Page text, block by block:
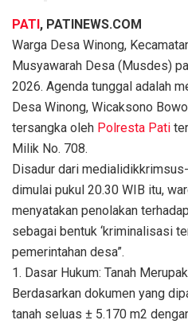
PATI, PATINEWS.COM
Warga Desa Winong,
Musyawarah Desa (Musdes)
2026. Agenda tunggal adalah
Desa Winong, Wicaksono
tersangka oleh Polresta Pati
Milik No. 708.
Disadur dari
dimulai pukul 20.30 WIB itu,
menyatakan penolakan
sebagai bentuk ‘kriminalisasi
pemerintahan desa”.
1. Dasar Hukum: Tanah
Berdasarkan dokumen yang
tanah seluas ± 5.170 m2